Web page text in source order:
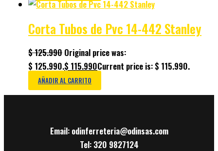
Corta Tubos de Pvc 14-442 Stanley
$125.990 Original price was:
$ 125.990.$ 115.990Current price is: $ 115.990.
AÑADIR AL CARRITO
Email: odinferreteria@odinsas.com
Tel: 320 9827124